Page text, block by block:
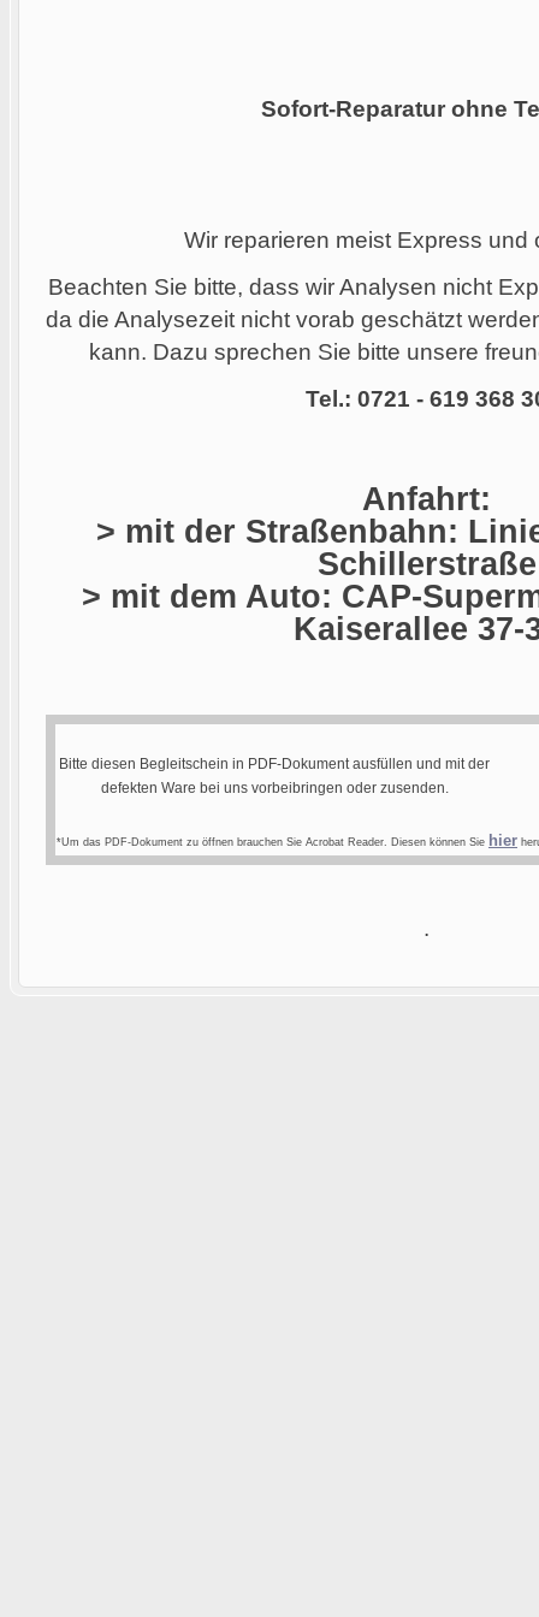
Sofort-Reparatur ohne
Wir reparieren meist Express und
Beachten Sie bitte, dass wir Analysen nicht
da die Analysezeit nicht vorab geschätzt
kann. Dazu sprechen Sie bitte unsere
Tel.: 0721 - 619 368
Anfahrt:
> mit der Straßenbahn:
Schillerstraße
> mit dem Auto: CAP-
Kaiserallee 37-
Bitte diesen Begleitschein in PDF-Dokument ausfüllen und mit der
defekten Ware bei uns vorbeibringen oder zusenden.
*Um das PDF-Dokument zu öffnen brauchen Sie Acrobat Reader. Diesen können Sie hier
.